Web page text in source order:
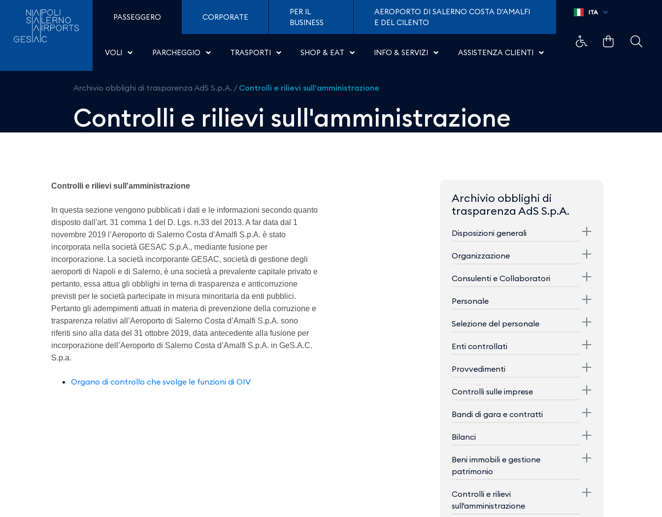
Salta al contenuto
Controlli e rilievi sull&#39;amministrazione - Aeroporti di Napoli
PASSEGGERO CORPORATE
PER IL
BUSINESS
AEROPORTO DI SALERNO COSTA D'AMALFI
E DEL CILENTO
VOLI PARCHEGGIO TRASPORTI SHOP & EAT INFO & SERVIZI ASSISTENZA CLIENTI
ITA
Archivio obblighi di trasparenza AdS S.p.A. / Controlli e rilievi sull'amministrazione
Controlli e rilievi sull'amministrazione
Controlli e rilievi sull'amministrazione
In questa sezione vengono pubblicati i dati e le informazioni secondo quanto
disposto dall'art. 31 comma 1 del D. Lgs. n.33 del 2013. A far data dal 1
novembre 2019 l’Aeroporto di Salerno Costa d’Amalfi S.p.A. è stato
incorporata nella società GESAC S.p.A., mediante fusione per
incorporazione. La società incorporante GESAC, società di gestione degli
aeroporti di Napoli e di Salerno, è una società a prevalente capitale privato e
pertanto, essa attua gli obblighi in tema di trasparenza e anticorruzione
previsti per le società partecipate in misura minoritaria da enti pubblici.
Pertanto gli adempimenti attuati in materia di prevenzione della corruzione e
trasparenza relativi all’Aeroporto di Salerno Costa d’Amalfi S.p.A. sono
riferiti sino alla data del 31 ottobre 2019, data antecedente alla fusione per
incorporazione dell’Aeroporto di Salerno Costa d’Amalfi S.p.A. in GeS.A.C.
S.p.a.
Organo di controllo che svolge le funzioni di OIV
Archivio obblighi di
trasparenza AdS S.p.A.
Disposizioni generali
Organizzazione
Consulenti e Collaboratori
Personale
Selezione del personale
Enti controllati
Provvedimenti
Controlli sulle imprese
Bandi di gara e contratti
Bilanci
Beni immobili e gestione
patrimonio
Controlli e rilievi
sull'amministrazione